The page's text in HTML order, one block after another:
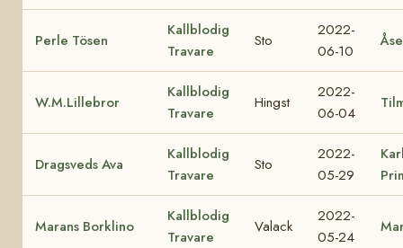
Perle Tösen
Kallblodig
Travare
Sto
2022-
06-10
Åse
W.M.Lillebror
Kallblodig
Travare
Hingst
2022-
06-04
Dragsveds Ava
Kallblodig
Travare
Sto
2022-
05-29
Marans Borklino
Kallblodig
Travare
Valack
2022-
05-24